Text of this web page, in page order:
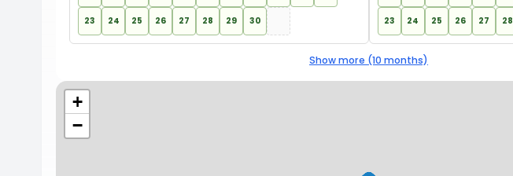
23 24 25 26 27 28 29 30 23 24 25 26 27 28
Show more (10 months)
+
−